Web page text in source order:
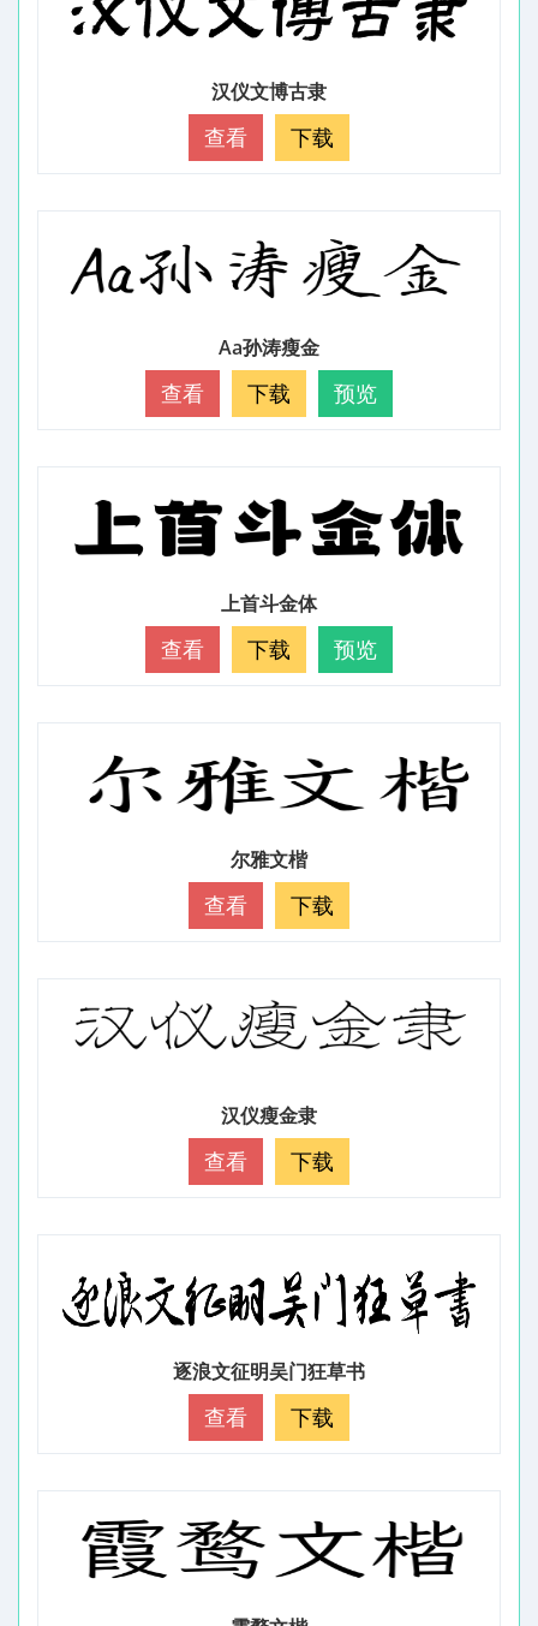
汉仪文博古隶
查看 下载
Aa孙涛瘦金
查看 下载 预览
上首斗金体
查看 下载 预览
尔雅文楷
查看 下载
汉仪瘦金隶
查看 下载
逐浪文征明吴门狂草书
查看 下载